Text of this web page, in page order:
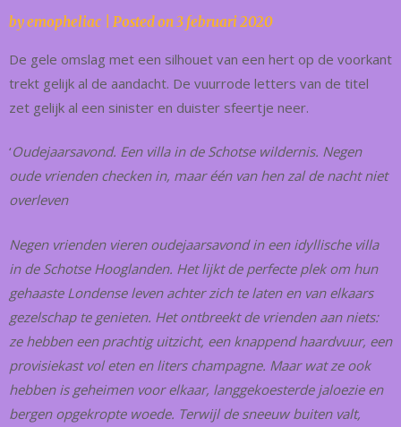
byemopheliac Posted on3 februari 2020
De gele omslag met een silhouet van een hert op de voorkant
trekt gelijk al de aandacht. De vuurrode letters van de titel
zet gelijk al een sinister en duister sfeertje neer.
‘Oudejaarsavond. Een villa in de Schotse wildernis. Negen
oude vrienden checken in, maar één van hen zal de nacht niet
overleven
Negen vrienden vieren oudejaarsavond in een idyllische villa
in de Schotse Hooglanden. Het lijkt de perfecte plek om hun
gehaaste Londense leven achter zich te laten en van elkaars
gezelschap te genieten. Het ontbreekt de vrienden aan niets:
ze hebben een prachtig uitzicht, een knappend haardvuur, een
provisiekast vol eten en liters champagne. Maar wat ze ook
hebben is geheimen voor elkaar, langgekoesterde jaloezie en
bergen opgekropte woede. Terwijl de sneeuw buiten valt,